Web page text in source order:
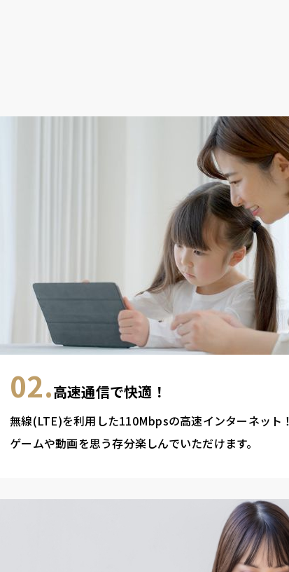
02.高速通信で快適！
無線(LTE)を利用した110Mbpsの高速インターネット！
ゲームや動画を思う存分楽しんでいただけます。